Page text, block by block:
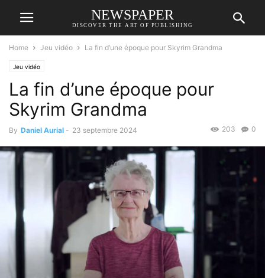
NEWSPAPER
DISCOVER THE ART OF PUBLISHING
Home Jeu vidéo La fin d’une époque pour Skyrim Grandma
Jeu vidéo
La fin d’une époque pour
Skyrim Grandma
By Daniel Aurial - 23 septembre 2024 0
203